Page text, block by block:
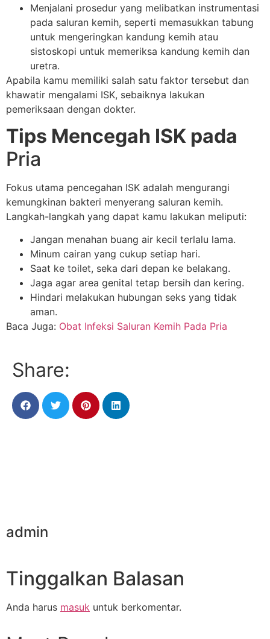
Menjalani prosedur yang melibatkan instrumentasi
pada saluran kemih, seperti memasukkan tabung
untuk mengeringkan kandung kemih atau
sistoskopi untuk memeriksa kandung kemih dan
uretra.
Apabila kamu memiliki salah satu faktor tersebut dan
khawatir mengalami ISK, sebaiknya lakukan
pemeriksaan dengan dokter.
Tips Mencegah ISK pada
Pria
Fokus utama pencegahan ISK adalah mengurangi
kemungkinan bakteri menyerang saluran kemih.
Langkah-langkah yang dapat kamu lakukan meliputi:
Jangan menahan buang air kecil terlalu lama.
Minum cairan yang cukup setiap hari.
Saat ke toilet, seka dari depan ke belakang.
Jaga agar area genital tetap bersih dan kering.
Hindari melakukan hubungan seks yang tidak
aman.
Baca Juga: Obat Infeksi Saluran Kemih Pada Pria
Share:
admin
Tinggalkan Balasan
Anda harus masuk untuk berkomentar.